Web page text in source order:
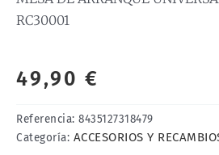
RC30001
49,90 €
Referencia: 8435127318479
Categoría: ACCESORIOS Y